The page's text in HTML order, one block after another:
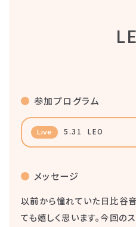
参加プログラム
Live 5.31 LEO
メッセージ
以前から憧れていた日比谷
ても嬉しく思います。今回の